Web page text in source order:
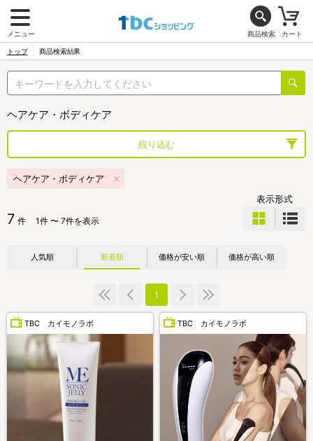
メニュー 商品検索 カート
トップ 商品検索結果
ヘアケア・ボディケア
絞り込む
ヘアケア・ボディケア
7 件 1件 〜 7件を表示
表示形式
人気順 新着順 価格が安い順 価格が高い順
1
TBC カイモノラボ TBC カイモノラボ